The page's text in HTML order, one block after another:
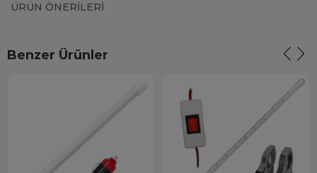
ÜRÜN ÖNERILERI
Benzer Ürünler